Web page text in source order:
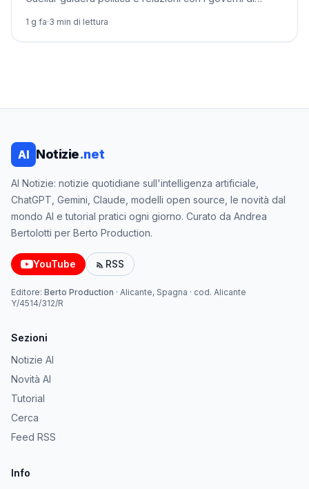
1 g fa·3 min di lettura
AI Notizie.net
AI Notizie: notizie quotidiane sull'intelligenza artificiale,
ChatGPT, Gemini, Claude, modelli open source, le novità dal
mondo AI e tutorial pratici ogni giorno. Curato da Andrea
Bertolotti per Berto Production.
YouTube RSS
Editore: Berto Production · Alicante, Spagna · cod. Alicante
Y/4514/312/R
Sezioni
Notizie AI
Novità AI
Tutorial
Cerca
Feed RSS
Info